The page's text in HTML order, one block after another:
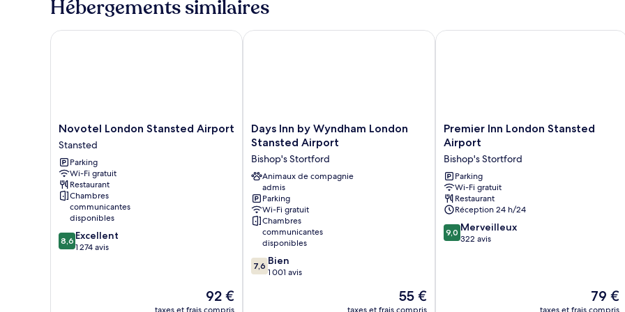
de
Chambre
Hébergements similaires
Novotel
London
Stansted
Airport
Stansted
Novotel London Stansted Airport
Stansted
Parking
Wi-Fi gratuit
Restaurant
Chambres
communicantes
disponibles
8.6
sur
8,6 Excellent
1 274 avis
Le
nouveau
92 €
taxes et frais compris
Novotel London Stansted Airport
Days
Inn
Wyndham
London
Stansted
Airport
Bishop's
Stortford
Days Inn by Wyndham London
Stansted Airport
Bishop's Stortford
Animaux de compagnie
admis
Parking
Wi-Fi gratuit
Chambres
communicantes
disponibles
7.6
sur
7,6 Bien
1 001 avis
Le
nouveau
55 €
taxes et frais compris
Days Inn by Wyndham London Stansted Airport
Premier
Inn
London
Stansted
Airport
Bishop's
Stortford
Premier Inn London Stansted
Airport
Bishop's Stortford
Parking
Wi-Fi gratuit
Restaurant
Réception 24 h/24
9.0
sur
9,0 Merveilleux
322 avis
Le
nouveau
79 €
taxes et frais compris
Premier Inn London Stansted Airport